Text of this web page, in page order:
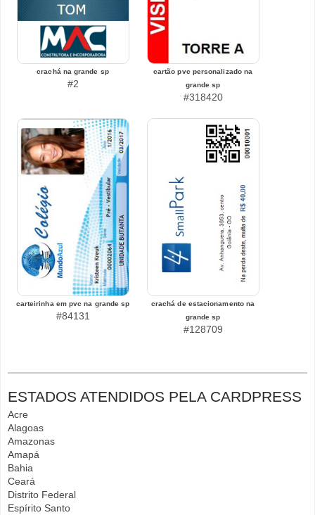
crachá na grande sp
#2
cartão pvc personalizado na
grande sp
#318420
carteirinha em pvc na grande sp
#84131
crachá de estacionamento na
grande sp
#128709
ESTADOS ATENDIDOS PELA CARDPRESS
Acre
Alagoas
Amazonas
Amapá
Bahia
Ceará
Distrito Federal
Espírito Santo